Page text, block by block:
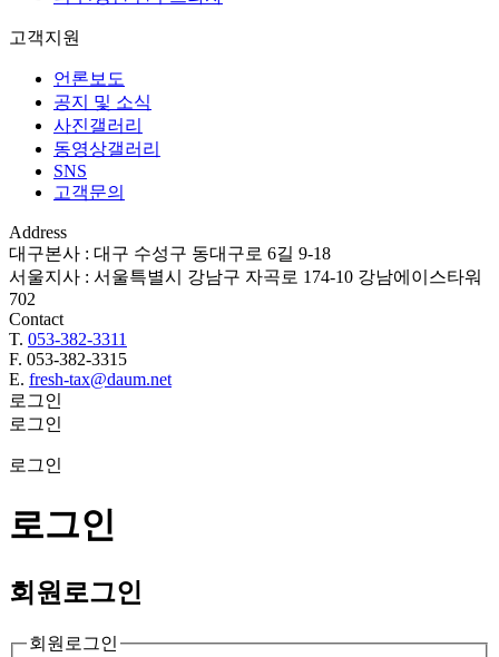
고객지원
언론보도
공지 및 소식
사진갤러리
동영상갤러리
SNS
고객문의
Address
대구본사 : 대구 수성구 동대구로 6길 9-18
서울지사 : 서울특별시 강남구 자곡로 174-10 강남에이스타워
702
Contact
T. 053-382-3311
F. 053-382-3315
E. fresh-tax@daum.net
로그인
로그인
로그인
로그인
회원 로그인
회원로그인